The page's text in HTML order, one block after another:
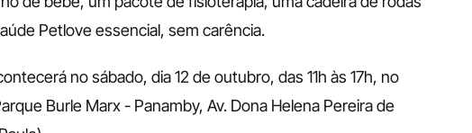
Petlove essencial, sem carência.
no sábado, dia 12 de outubro, das 11h às 17h, no
Burle Marx - Panamby, Av. Dona Helena Pereira de